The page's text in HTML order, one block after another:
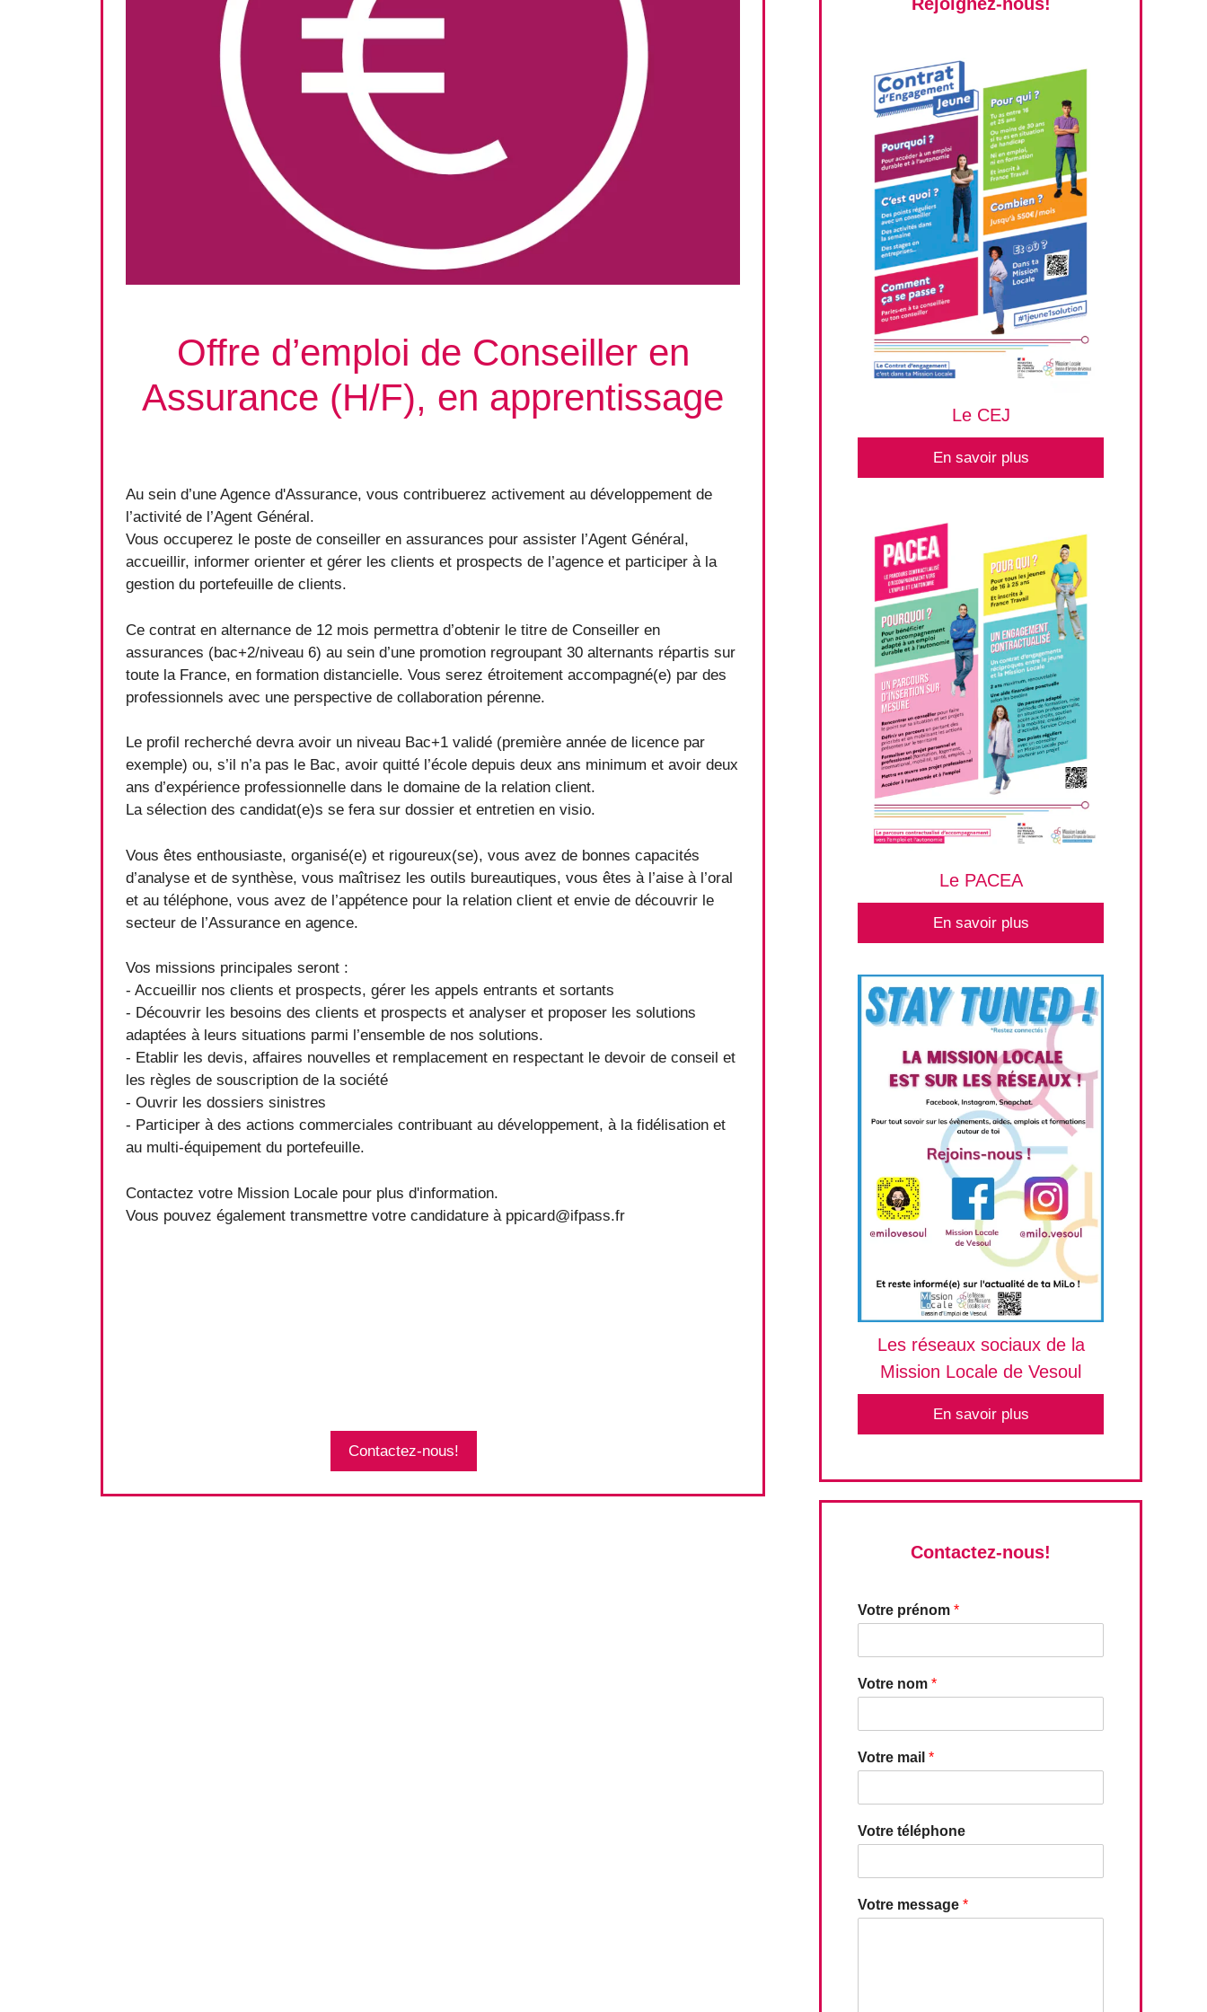
Offre d’emploi de Conseiller en
Assurance (H/F), en apprentissage
Au sein d’une Agence d'Assurance, vous contribuerez activement au développement de
l’activité de l’Agent Général.
Vous occuperez le poste de conseiller en assurances pour assister l’Agent Général,
accueillir, informer orienter et gérer les clients et prospects de l’agence et participer à la
gestion du portefeuille de clients.
Ce contrat en alternance de 12 mois permettra d’obtenir le titre de Conseiller en
assurances (bac+2/niveau 6) au sein d’une promotion regroupant 30 alternants répartis sur
toute la France, en formation distancielle. Vous serez étroitement accompagné(e) par des
professionnels avec une perspective de collaboration pérenne.
Le profil recherché devra avoir un niveau Bac+1 validé (première année de licence par
exemple) ou, s’il n’a pas le Bac, avoir quitté l’école depuis deux ans minimum et avoir deux
ans d’expérience professionnelle dans le domaine de la relation client.
La sélection des candidat(e)s se fera sur dossier et entretien en visio.
Vous êtes enthousiaste, organisé(e) et rigoureux(se), vous avez de bonnes capacités
d’analyse et de synthèse, vous maîtrisez les outils bureautiques, vous êtes à l’aise à l’oral
et au téléphone, vous avez de l’appétence pour la relation client et envie de découvrir le
secteur de l’Assurance en agence.
Vos missions principales seront :
- Accueillir nos clients et prospects, gérer les appels entrants et sortants
- Découvrir les besoins des clients et prospects et analyser et proposer les solutions
adaptées à leurs situations parmi l’ensemble de nos solutions.
- Etablir les devis, affaires nouvelles et remplacement en respectant le devoir de conseil et
les règles de souscription de la société
- Ouvrir les dossiers sinistres
- Participer à des actions commerciales contribuant au développement, à la fidélisation et
au multi-équipement du portefeuille.
Contactez votre Mission Locale pour plus d'information.
Vous pouvez également transmettre votre candidature à ppicard@ifpass.fr
Contactez-nous!
Le CEJ
En savoir plus
Le PACEA
En savoir plus
Les réseaux sociaux de la
Mission Locale de Vesoul
En savoir plus
Contactez-nous!
Votre prénom *
Votre nom *
Votre mail *
Votre téléphone
Votre message *